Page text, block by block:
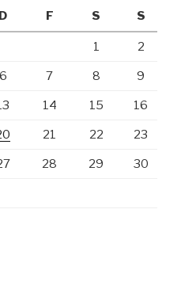
D F S S
1 2
6 7 8 9
14 15 16
21 22 23
28 29 30